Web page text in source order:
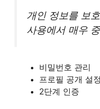
개인 정보를 보
사용에서 매우
비밀번호 관리
프로필 공개 설정
2단계 인증